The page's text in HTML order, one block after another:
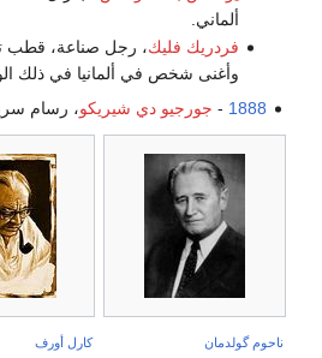
ألماني.
فردريك فليك، رجل صناعة، قطب
وأغنى شخص في ألمانيا في ذلك
1888
- جورجيو دي شيريكو، رسام
ناحوم گولدمان
كارل أورف